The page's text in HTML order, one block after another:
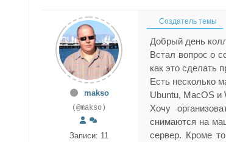
makso
(@makso)
Записи: 11
Создатель темы
Добрый день
Встал вопрос о
как это сделать
Есть несколько
Ubuntu, MacOS и
Хочу
снимаются на
сервер. Кроме